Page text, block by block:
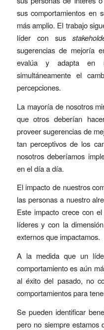
sus comportamientos en
más amplio. El trabajo
líder con sus
sugerencias de mejoría
evalúa y adapta en
simultáneamente el
percepciones.
La mayoría de nosotros
que otros deberían
proveer sugerencias de
tan perceptivos de los
nosotros deberíamos
en el día a día.
El impacto de nuestros
las personas a nuestro
Este impacto crece con
líderes y con la
externos que impactamos.
A la medida que un
comportamiento es aún
al éxito del pasado, no
comportamientos para
Se pueden identificar
pero no siempre estamos